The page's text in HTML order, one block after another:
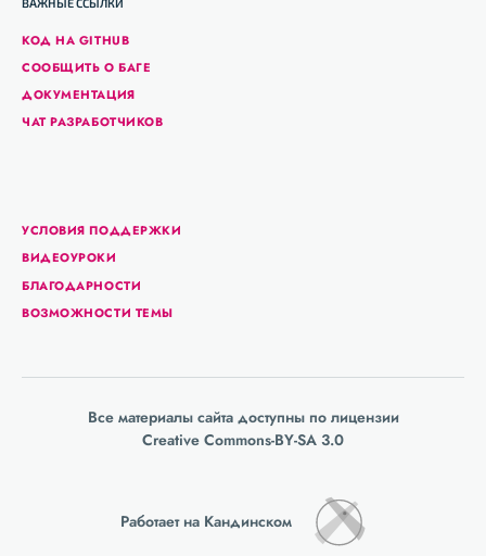
КОД НА GITHUB
СООБЩИТЬ О БАГЕ
ДОКУМЕНТАЦИЯ
ЧАТ РАЗРАБОТЧИКОВ
УСЛОВИЯ ПОДДЕРЖКИ
ВИДЕОУРОКИ
БЛАГОДАРНОСТИ
ВОЗМОЖНОСТИ ТЕМЫ
Все материалы сайта доступны по лицензии
Creative Commons-BY-SA 3.0
Работает на Кандинском